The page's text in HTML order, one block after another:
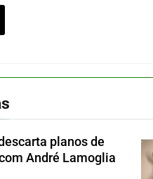
planos de
André Lamoglia